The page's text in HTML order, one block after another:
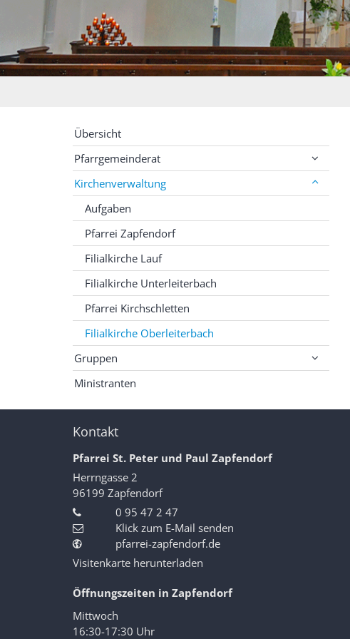
Übersicht
Pfarrgemeinderat
Kirchenverwaltung
Aufgaben
Pfarrei Zapfendorf
Filialkirche Lauf
Filialkirche Unterleiterbach
Pfarrei Kirchschletten
Filialkirche Oberleiterbach
Gruppen
Ministranten
Kontakt
Pfarrei St. Peter und Paul Zapfendorf
Herrngasse 2
96199 Zapfendorf
0 95 47 2 47
Klick zum E-Mail senden
pfarrei-zapfendorf.de
Visitenkarte herunterladen
Öffnungszeiten in Zapfendorf
Mittwoch
16:30-17:30 Uhr